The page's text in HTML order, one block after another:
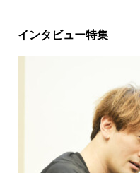
インタビュー特集